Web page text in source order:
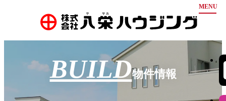
お知らせ
弊社について
BUILD物件情報